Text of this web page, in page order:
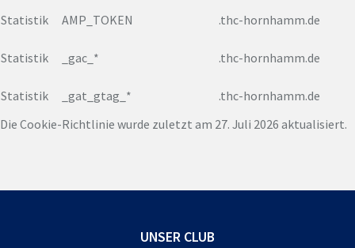
Statistik AMP_TOKEN .thc-hornhamm.de
Statistik _gac_* .thc-hornhamm.de
Statistik _gat_gtag_*
.thc-hornhamm.de
Die Cookie-Richtlinie wurde zuletzt am 27. Juli 2026 aktualisiert.
UNSER CLUB